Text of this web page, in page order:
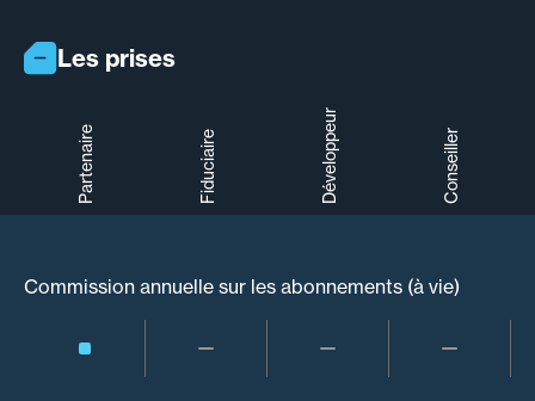
Les prises
Partenaire Fiduciaire Développeur Conseiller
Commission annuelle sur les abonnements (à vie)